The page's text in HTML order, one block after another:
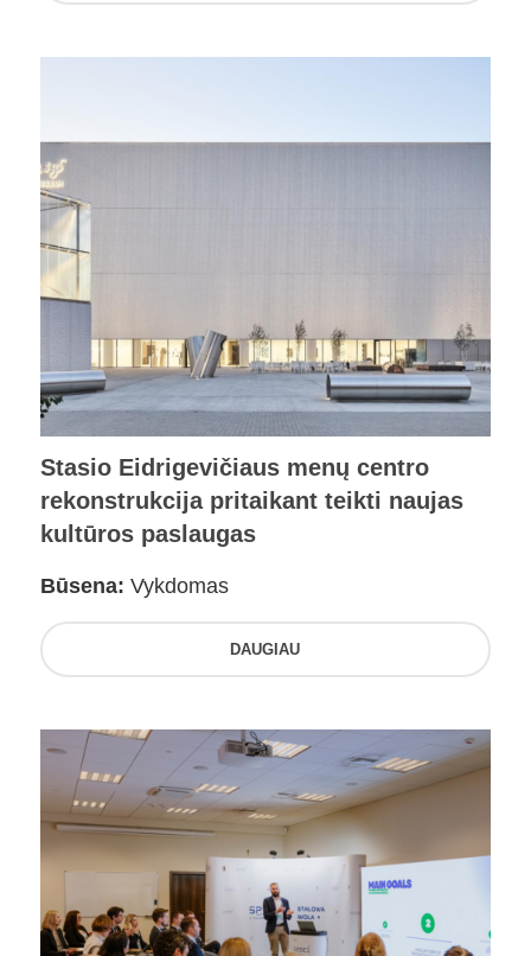
Stasio Eidrigevičiaus menų centro
rekonstrukcija pritaikant teikti naujas
kultūros paslaugas
Būsena: Vykdomas
DAUGIAU